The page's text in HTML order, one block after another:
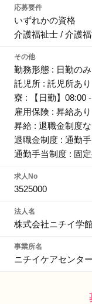
応募要件
いずれかの資格
介護福祉士 / 介護
その他
勤務形態 : 日勤のみ
託児所 : 託児所あり
寮 : 【日勤】08:00
雇用保険 : 昇給あり
昇給 : 退職金制度
退職金制度 : 通勤
通勤手当制度 : 固
求人No
3525000
法人名
株式会社ニチイ学
事業所名
ニチイケアセンタ